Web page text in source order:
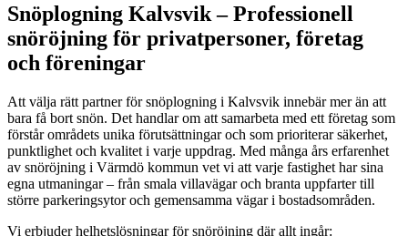
Snöplogning Kalvsvik – Professionell
snöröjning för privatpersoner, företag
och föreningar
Att välja rätt partner för snöplogning i Kalvsvik innebär mer än att
bara få bort snön. Det handlar om att samarbeta med ett företag som
förstår områdets unika förutsättningar och som prioriterar säkerhet,
punktlighet och kvalitet i varje uppdrag. Med många års erfarenhet
av snöröjning i Värmdö kommun vet vi att varje fastighet har sina
egna utmaningar – från smala villavägar och branta uppfarter till
större parkeringsytor och gemensamma vägar i bostadsområden.
Vi erbjuder helhetslösningar för snöröjning där allt ingår: